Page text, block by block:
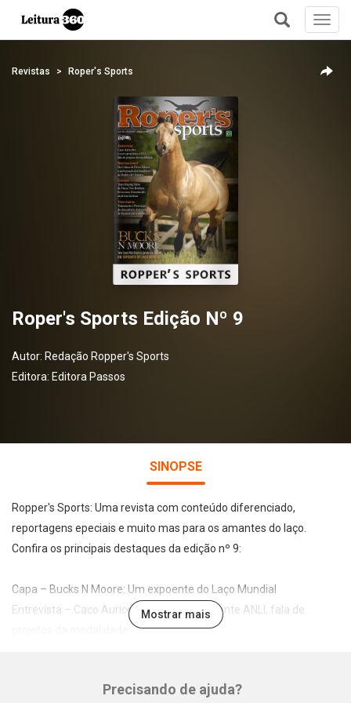
+
Revistas Roper's Sports
Roper's Sports Edição Nº 9
Autor: Redação Ropper's Sports
Editora: Editora Passos
SINOPSE
Ropper's Sports: Uma revista com conteúdo diferenciado,
reportagens epeciais e muito mas para os amantes do laço.
Confira os principais destaques da edição nº 9:
Capa – Bucks N Moore: Um expoente do Laço Mundial
Entrevista – Caco Auricchio, o novo presidente ANLI, fala de
Eventos – Team Roping Show do Haras Two Brothers foi sucesso,
Mostrar mais
Precisando de ajuda?
Facebook Twitter